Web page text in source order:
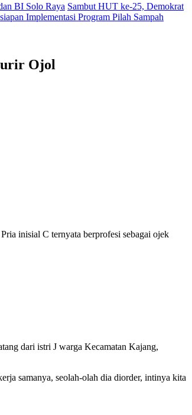
BI Solo Raya Sambut HUT ke-25, Demokrat
Implementasi Program Pilah Sampah
Ojol
inisial C ternyata berprofesi sebagai ojek
dari istri J warga Kecamatan Kajang,
samanya, seolah-olah dia diorder, intinya kita